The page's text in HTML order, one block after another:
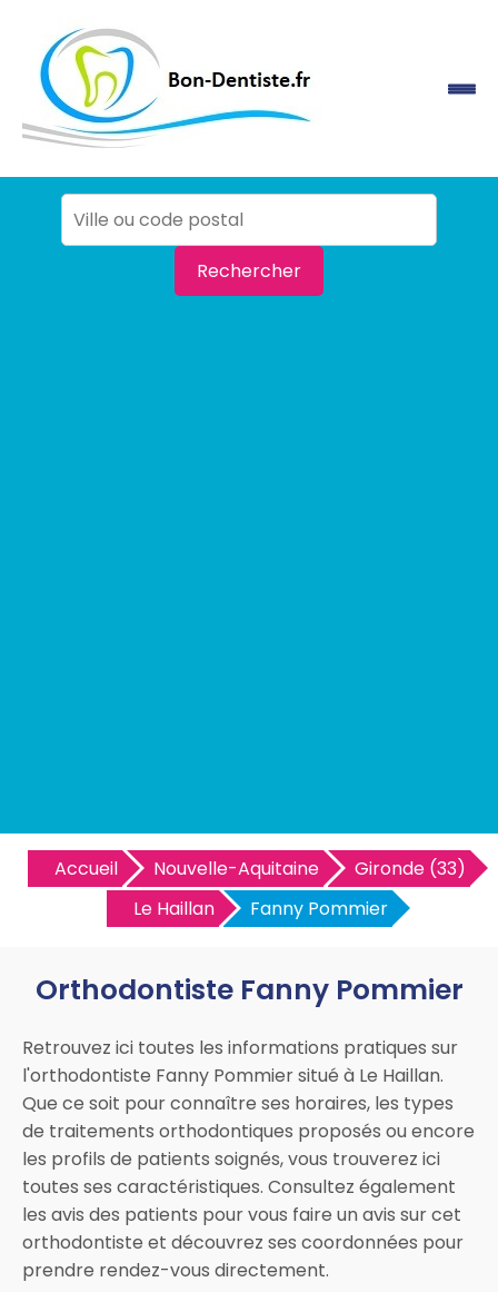
Rechercher
Accueil Nouvelle-Aquitaine
Gironde (33)
Le Haillan
Fanny Pommier
Orthodontiste Fanny Pommier
Retrouvez ici toutes les informations pratiques sur
l'orthodontiste Fanny Pommier situé à Le Haillan.
Que ce soit pour connaître ses horaires, les types
de traitements orthodontiques proposés ou encore
les profils de patients soignés, vous trouverez ici
toutes ses caractéristiques. Consultez également
les avis des patients pour vous faire un avis sur cet
orthodontiste et découvrez ses coordonnées pour
prendre rendez-vous directement.